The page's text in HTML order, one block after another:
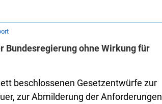
Bundesregierung ohne Wirkung für
beschlossenen Gesetzentwürfe zur
zur Abmilderung der Anforderungen